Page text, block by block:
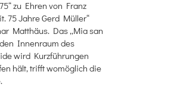
zu Ehren von Franz
75 Jahre Gerd Müller“
Matthäus. Das „Mia san
Innenraum des
wird Kurzführungen
hält, trifft womöglich die